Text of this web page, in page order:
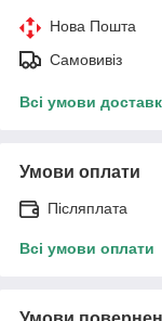
Нова Пошта
Самовивіз
Всі умови
Умови оплати
Післяплата
Всі умови оплати